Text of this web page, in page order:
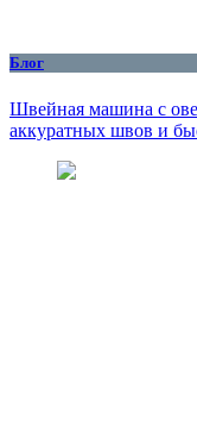
Блог
Швейная машина с
аккуратных швов и